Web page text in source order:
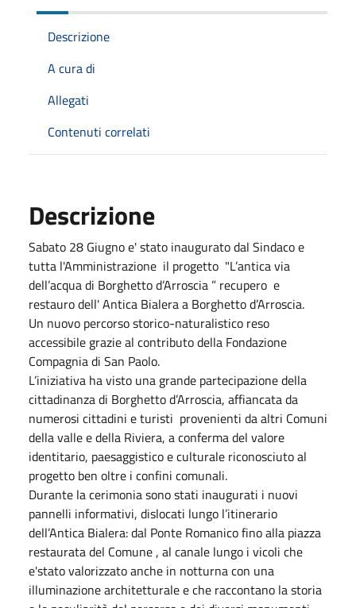
Descrizione
A cura di
Allegati
Contenuti correlati
Descrizione
Sabato 28 Giugno e' stato inaugurato dal Sindaco e
tutta l'Amministrazione il progetto "L’antica via
dell’acqua di Borghetto d’Arroscia ” recupero e
restauro dell' Antica Bialera a Borghetto d’Arroscia.
Un nuovo percorso storico-naturalistico reso
accessibile grazie al contributo della Fondazione
Compagnia di San Paolo.
L’iniziativa ha visto una grande partecipazione della
cittadinanza di Borghetto d’Arroscia, affiancata da
numerosi cittadini e turisti provenienti da altri Comuni
della valle e della Riviera, a conferma del valore
identitario, paesaggistico e culturale riconosciuto al
progetto ben oltre i confini comunali.
Durante la cerimonia sono stati inaugurati i nuovi
pannelli informativi, dislocati lungo l’itinerario
dell’Antica Bialera: dal Ponte Romanico fino alla piazza
restaurata del Comune , al canale lungo i vicoli che
e'stato valorizzato anche in notturna con una
illuminazione architetturale e che raccontano la storia